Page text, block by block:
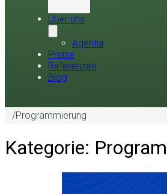
Über uns
Agentur
Preise
Referenzen
Blog
/Programmierung
Kategorie: